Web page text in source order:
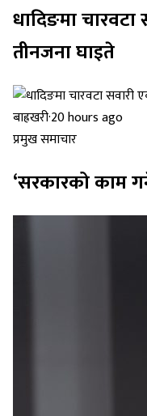
धादिङमा
तीनजना घाइते
बाह्रखरी·20 hours ago
प्रमुख समाचार
‘सरकारको काम